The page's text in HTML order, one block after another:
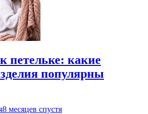
петельке: какие
популярны
8 месяцев спустя